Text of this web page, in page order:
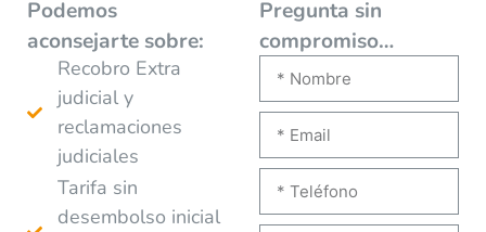
Podemos
aconsejarte sobre:
Recobro Extra
judicial y
reclamaciones
judiciales
Tarifa sin
desembolso inicial
Pregunta sin
compromiso…